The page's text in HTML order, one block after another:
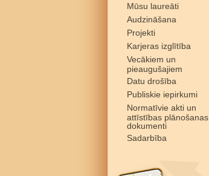
Mūsu laureāti
Audzināšana
Projekti
Karjeras izglītība
Vecākiem un
pieaugušajiem
Datu drošība
Publiskie iepirkumi
Normatīvie akti un
attīstības plānošanas
dokumenti
Sadarbība